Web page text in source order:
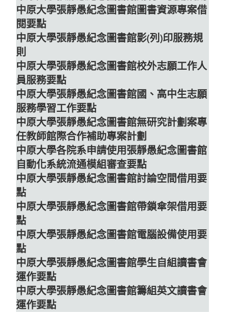
中原大學張靜愚紀念圖書館圖書資源專案借
閱要點
中原大學張靜愚紀念圖書館影(列)印服務規
則
中原大學張靜愚紀念圖書館校外志願工作人
員服務要點
中原大學張靜愚紀念圖書館國、高中生志願
服務學習工作要點
中原大學張靜愚紀念圖書館無研究計劃案專
任教師館際合作補助專案計劃
中原大學各院系申請使用張靜愚紀念圖書館
自動化系統流通模組審查要點
中原大學張靜愚紀念圖書館討論空間借用要
點
中原大學張靜愚紀念圖書館帶鎖傘架借用要
點
中原大學張靜愚紀念圖書館電腦設備使用要
點
中原大學張靜愚紀念圖書館學生自組讀書會
運作要點
中原大學張靜愚紀念圖書館籌組英文讀書會
運作要點